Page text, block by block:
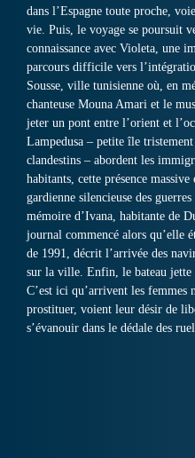
dans l’Espagne toute proche,
vie. Puis, le voyage se poursuit
connaissance avec Violeta, une
parcours difficile vers
Sousse, ville tunisienne où, en
chanteuse Mouna Amari et le
jeter un pont entre l’orient et
Lampedusa – petite île
clandestins – abordent les
habitants, cette présence
gardienne silencieuse des
mémoire d’Ivana, habitante de
journal commencé alors qu’elle
de 1991, décrit l’arrivée des
sur la ville. Enfin, le bateau jette
C’est ici qu’arrivent les femmes
prostituer, voient leur désir de
s’évanouir dans le dédale des